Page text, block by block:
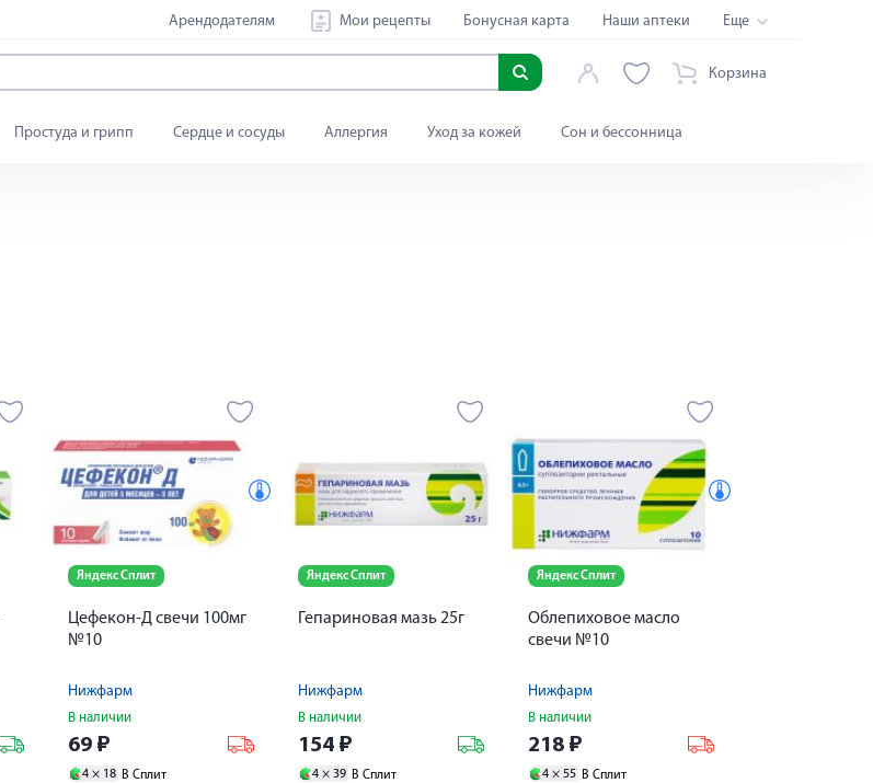
Арендодателям Мои рецепты Бонусная карта Наши аптеки Еще
Корзина
Простуда и грипп Сердце и сосуды Аллергия Уход за кожей Сон и бессонница
Яндекс Сплит
Цефекон-Д свечи 100мг
№10
Нижфарм
В наличии
69 ₽
4 × 18 В Сплит
Яндекс Сплит
Гепариновая мазь 25г
Нижфарм
В наличии
154 ₽
4 × 39 В Сплит
Яндекс Сплит
Облепиховое масло
свечи №10
Нижфарм
В наличии
218 ₽
4 × 55 В Сплит